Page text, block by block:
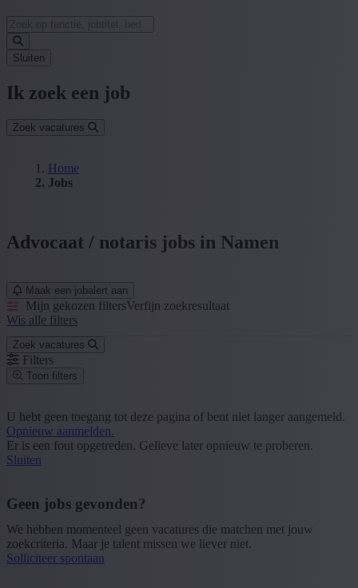
Sluiten
Ik zoek een job
Zoek vacatures
Home
Jobs
Advocaat / notaris jobs in Namen
Maak een jobalert aan
Mijn gekozen filtersVerfijn zoekresultaat
Wis alle filters
Zoek vacatures
Filters
Toon filters
Segment
+ Toon meer - Toon minder
+ Toon meer - Toon minder
U hebt geen toegang tot deze pagina of bent niet langer aangemeld.
Opnieuw aanmelden.
Er is een fout opgetreden. Gelieve later opnieuw te proberen.
Sluiten
Geen jobs gevonden?
We hebben momenteel geen vacatures die matchen met jouw
zoekcriteria. Maar je talent missen we liever niet.
Solliciteer spontaan